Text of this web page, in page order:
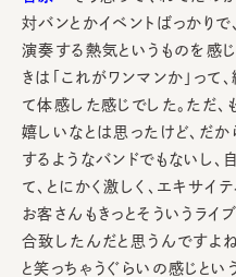
対バンとかイベントばっかり
演奏する熱気というものを感
きは「これがワンマンか」って
て体感した感じでした。ただ
嬉しいなとは思ったけど、だ
するようなバンドでもないし、
て、とにかく激しく、エキサイ
お客さんもきっとそういうライ
合致したんだと思うんですよね
と笑っちゃうぐらいの感じとい